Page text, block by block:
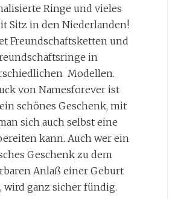
Ringe und vieles
Sitz in den Niederlanden!
Freundschaftsketten und
in
Modellen.
von Namesforever ist
schönes Geschenk, mit
sich auch selbst eine
kann. Auch wer ein
Geschenk zu dem
Anlaß einer Geburt
wird ganz sicher fündig.